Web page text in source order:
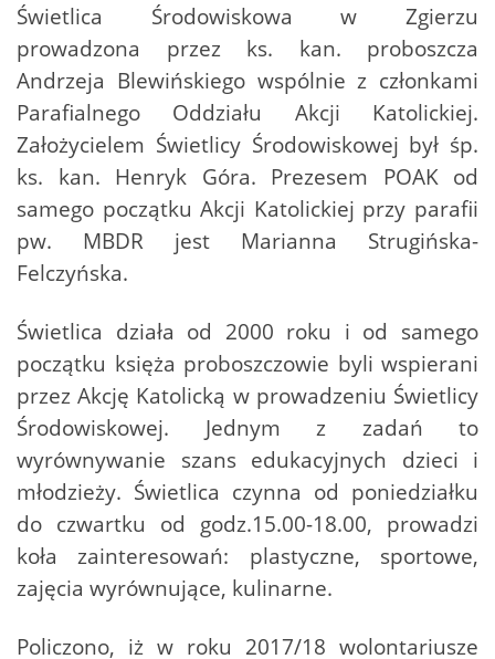
Świetlica Środowiskowa w Zgierzu
prowadzona przez ks. kan. proboszcza
Andrzeja Blewińskiego wspólnie z członkami
Parafialnego Oddziału Akcji Katolickiej.
Założycielem Świetlicy Środowiskowej był śp.
ks. kan. Henryk Góra. Prezesem POAK od
samego początku Akcji Katolickiej przy parafii
pw. MBDR jest Marianna Strugińska-
Felczyńska.
Świetlica działa od 2000 roku i od samego
początku księża proboszczowie byli wspierani
przez Akcję Katolicką w prowadzeniu Świetlicy
Środowiskowej. Jednym z zadań to
wyrównywanie szans edukacyjnych dzieci i
młodzieży. Świetlica czynna od poniedziałku
do czwartku od godz.15.00-18.00, prowadzi
koła zainteresowań: plastyczne, sportowe,
zajęcia wyrównujące, kulinarne.
Policzono, iż w roku 2017/18 wolontariusze